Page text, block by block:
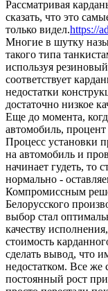
Рассматривая
сказать, что это
только видел.https://
Многие в шутку
такого типа
используя
соответствует
недостатки
достаточно низкое
Еще до момента,
автомобиль,
Процесс установки
на автомобиль и
начинает гудеть, то
нормально -
Компромиссным
Белорусского
выбор стал
качеству
стоимость
сделать вывод, что
недостатком. Все же
постоянный рост